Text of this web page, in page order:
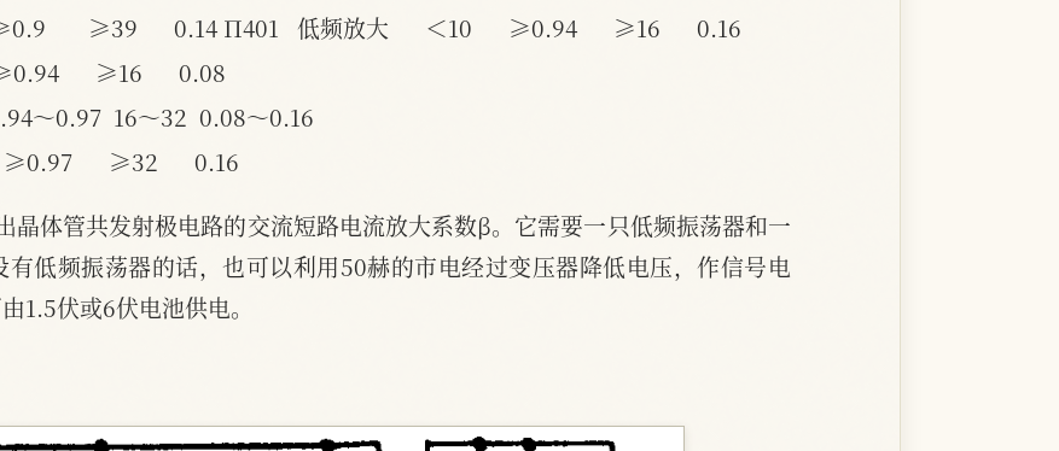
≥39      0.14 П401   低频放大      ＜10      ≥0.94      ≥16      0.16
≥16      0.08
～0.97  16～32  0.08～0.16
≥0.97      ≥32      0.16
晶体管共发射极电路的交流短路电流放大系数β。它需要一只低频振荡器和一
低频振荡器的话，也可以利用50赫的市电经过变压器降低电压，作信号电
1.5伏或6伏电池供电。